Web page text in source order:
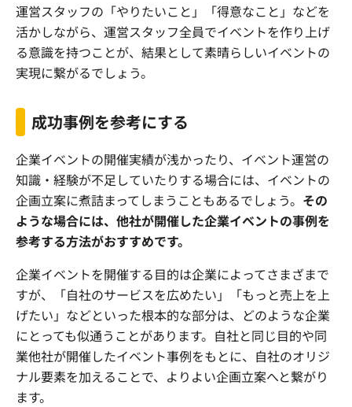
運営スタッフの「やりたいこと」「得意なこと」などを
活かしながら、運営スタッフ全員でイベントを作り上げ
る意識を持つことが、結果として素晴らしいイベントの
実現に繋がるでしょう。
成功事例を参考にする
企業イベントの開催実績が浅かったり、イベント運営の
知識・経験が不足していたりする場合には、イベントの
企画立案に煮詰まってしまうこともあるでしょう。 その
ような場合には、他社が開催した企業イベントの事例を
参考する方法がおすすめです。
企業イベントを開催する目的は企業によってさまざまで
すが、「自社のサービスを広めたい」「もっと売上を上
げたい」などといった根本的な部分は、どのような企業
にとっても似通うことがあります。自社と同じ目的や同
業他社が開催したイベント事例をもとに、自社のオリジ
ナル要素を加えることで、よりよい企画立案へと繋がり
ます。